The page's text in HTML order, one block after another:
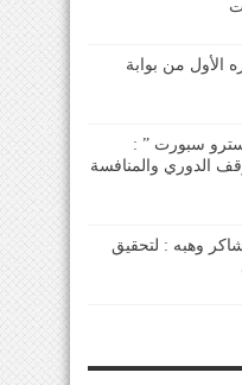
من بوابة
سبورت ” :
الدوري والمنافسة
وهبه : لتحقيق